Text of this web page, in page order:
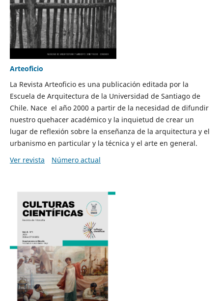
Arteoficio
La Revista Arteoficio es una publicación editada por la
Escuela de Arquitectura de la Universidad de Santiago de
Chile. Nace el año 2000 a partir de la necesidad de difundir
nuestro quehacer académico y la inquietud de crear un
lugar de reflexión sobre la enseñanza de la arquitectura y el
urbanismo en particular y la técnica y el arte en general.
Ver revista
Número actual